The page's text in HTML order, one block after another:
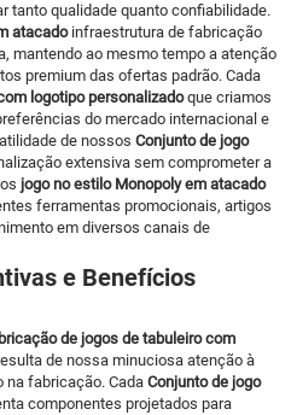
tanto qualidade quanto confiabilidade.
atacado infraestrutura de fabricação
mantendo ao mesmo tempo a atenção
premium das ofertas padrão. Cada
logotipo personalizadoque criamos
do mercado internacional e
de nossos Conjunto de jogo
extensiva sem comprometer a
jogo no estilo Monopoly em atacado
ferramentas promocionais, artigos
em diversos canais de
e Benefícios
de jogos de tabuleiro com
de nossa minuciosa atenção à
na fabricação. Cada Conjunto de jogo
componentes projetados para